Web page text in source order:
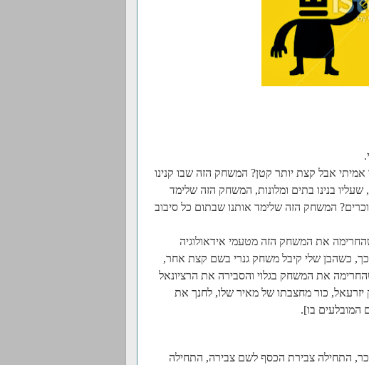
אבל קצת יותר קטן? המשחק הזה שבו קנינו
בנינו בתים ומלונות, המשחק הזה שלימד
המשחק הזה שלימד אותנו שבתום כל סיבוב
את המשחק הזה מטעמי אידאולוגיה
שעשתה את זה 30 שנים אחר כך, כשהבן שלי קיבל משחק גנרי בשם קצת אחר,
את המשחק בגלוי והסבירה את הרציונאל
יזרעאל, כור מחצבתו של מאיר שלו, לחנך את
המובלעים בו].
התחילה צבירת הכסף לשם צבירה, התחילה